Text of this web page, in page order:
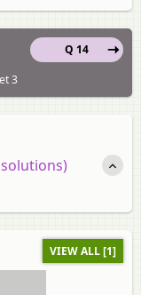
Q 14
3
VIEW ALL [1]